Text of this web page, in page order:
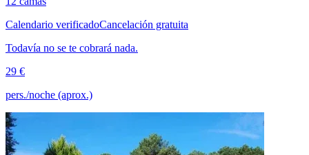
Calendario verificadoCancelación gratuita
Todavía no se te cobrará nada.
29 €
pers./noche (aprox.)